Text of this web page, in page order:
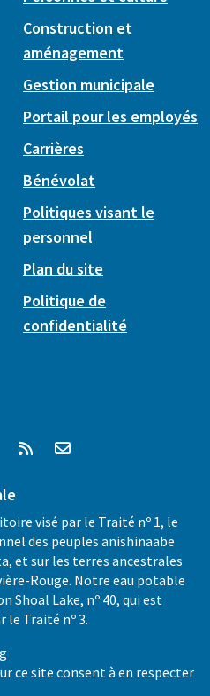
Construction et
aménagement
Gestion municipale
Portail pour les employés
Carrières
Bénévolat
Politiques visant le
personnel
Plan du site
Politique de
confidentialité
visé par le Traité nº 1, le
des peuples anishinaabe
et sur les terres ancestrales
Rouge. Notre eau potable
Shoal Lake, nº 40, qui est
le Traité nº 3.
ce site consent à en respecter